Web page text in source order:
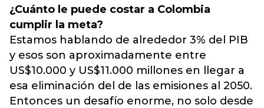
¿Cuánto le puede costar a Colombia
cumplir la meta?
Estamos hablando de alrededor 3% del PIB
y esos son aproximadamente entre
US$10.000 y US$11.000 millones en llegar a
esa eliminación del de las emisiones al 2050.
Entonces un desafío enorme, no solo desde